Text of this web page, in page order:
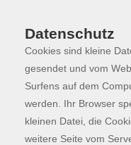
Skip to main content
Programm
Der Kurs konnte
Datenschutz
Cookies sind kleine
gesendet und vom
Surfens auf dem
werden. Ihr Browser
kleinen Datei, die
weitere Seite vom